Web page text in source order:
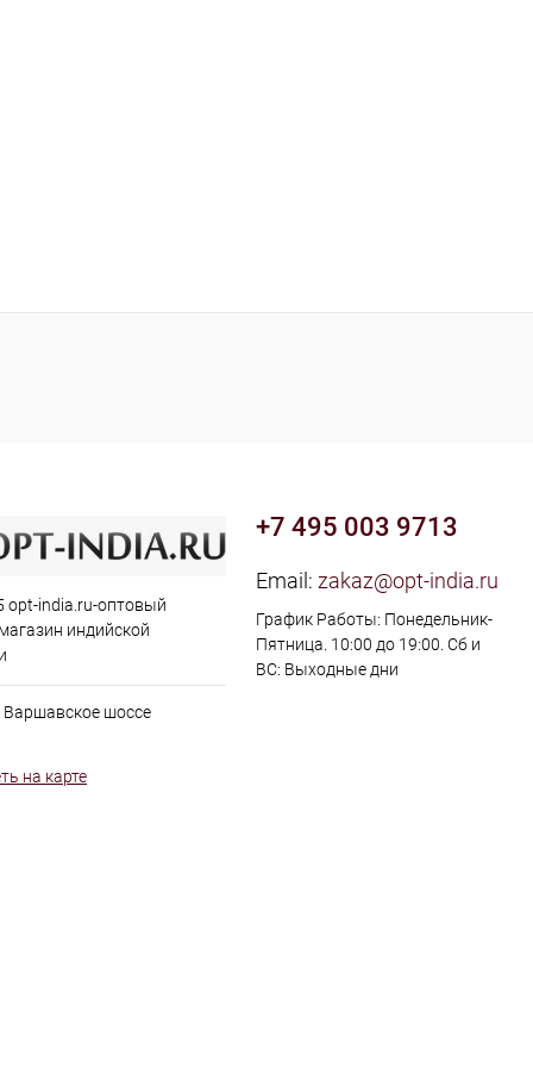
opt-india.ru-оптовый
индийской
Варшавское шоссе
на карте
+7 495 003 9713
Email: zakaz@opt-india.ru
График Работы: Понедельник-
Пятница. 10:00 до 19:00. Сб и
ВС: Выходные дни